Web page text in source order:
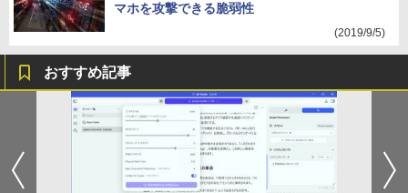
マホを攻撃できる脆弱性
(2019/9/5)
おすすめ記事